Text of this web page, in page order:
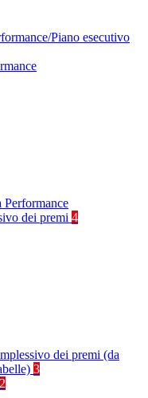
Piano esecutivo
Performance
dei premi 4
dei premi (da
3
2